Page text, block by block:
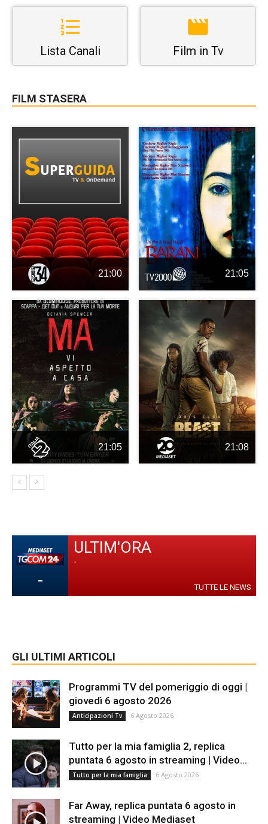
Lista Canali Film in Tv
FILM STASERA
21:00 21:05
21:05 21:08
-
ULTIM'ORA
-
TUTTE LE NEWS
GLI ULTIMI ARTICOLI
Programmi TV del pomeriggio di oggi |
giovedì 6 agosto 2026
Anticipazioni Tv 6 Agosto 2026
Tutto per la mia famiglia 2, replica
puntata 6 agosto in streaming | Video...
Tutto per la mia famiglia 6 Agosto 2026
Far Away, replica puntata 6 agosto in
streaming | Video Mediaset